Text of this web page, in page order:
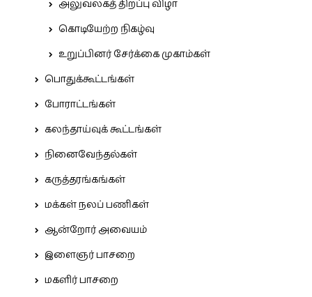
அலுவலகத் திறப்பு விழா
கொடியேற்ற நிகழ்வு
உறுப்பினர் சேர்க்கை முகாம்கள்
பொதுக்கூட்டங்கள்
போராட்டங்கள்
கலந்தாய்வுக் கூட்டங்கள்
நினைவேந்தல்கள்
கருத்தரங்கங்கள்
மக்கள் நலப் பணிகள்
ஆன்றோர் அவையம்
இளைஞர் பாசறை
மகளிர் பாசறை